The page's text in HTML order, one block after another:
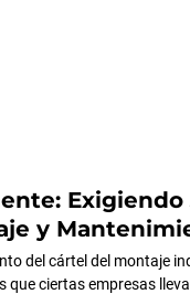
Exigiendo
y
del cártel del montaje
que ciertas empresas